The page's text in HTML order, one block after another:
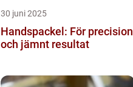
30 juni 2025
Handspackel: För precision
och jämnt resultat